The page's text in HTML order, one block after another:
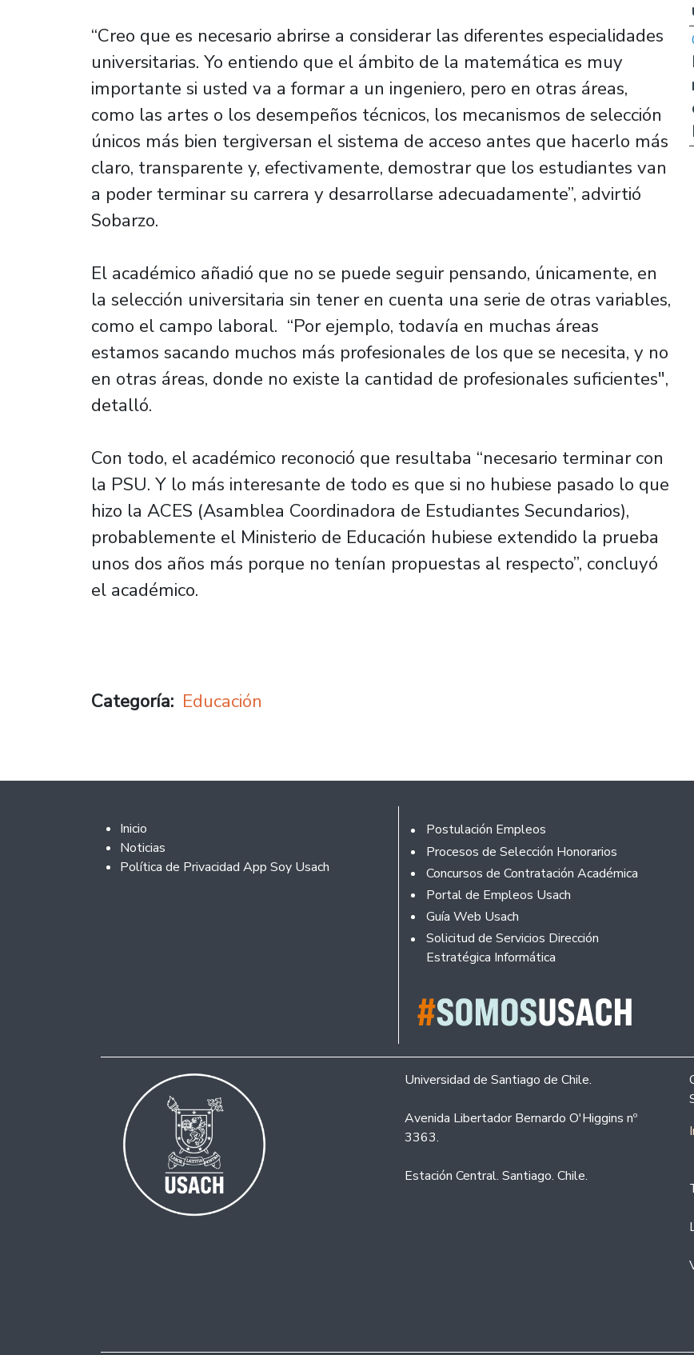
“Creo que es necesario abrirse a considerar las diferentes especialidades
universitarias. Yo entiendo que el ámbito de la matemática es muy
importante si usted va a formar a un ingeniero, pero en otras áreas,
como las artes o los desempeños técnicos, los mecanismos de selección
únicos más bien tergiversan el sistema de acceso antes que hacerlo más
claro, transparente y, efectivamente, demostrar que los estudiantes van
a poder terminar su carrera y desarrollarse adecuadamente”, advirtió
Sobarzo.
El académico añadió que no se puede seguir pensando, únicamente, en
la selección universitaria sin tener en cuenta una serie de otras variables,
como el campo laboral. “Por ejemplo, todavía en muchas áreas
estamos sacando muchos más profesionales de los que se necesita, y no
en otras áreas, donde no existe la cantidad de profesionales suficientes",
detalló.
Con todo, el académico reconoció que resultaba “necesario terminar con
la PSU. Y lo más interesante de todo es que si no hubiese pasado lo que
hizo la ACES (Asamblea Coordinadora de Estudiantes Secundarios),
probablemente el Ministerio de Educación hubiese extendido la prueba
unos dos años más porque no tenían propuestas al respecto”, concluyó
el académico.
Categoría Educación
Footer 2
Inicio
Noticias
Política de Privacidad App Soy Usach
Rodapé
Postulación Empleos
Procesos de Selección Honorarios
Concursos de Contratación Académica
Portal de Empleos Usach
Guía Web Usach
Solicitud de Servicios Dirección
Estratégica Informática
Universidad de Santiago de Chile.
Avenida Libertador Bernardo O'Higgins nº
3363.
Estación Central. Santiago. Chile.